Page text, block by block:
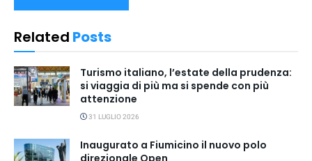
Related Posts
Turismo italiano, l’estate della prudenza:
si viaggia di più ma si spende con più
attenzione
31 LUGLIO 2026
Inaugurato a Fiumicino il nuovo polo
direzionale Open